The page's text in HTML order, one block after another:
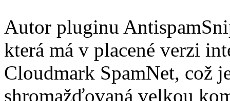
Autor pluginu
která má v placené verzi
Cloudmark SpamNet, což
shromažďovaná velkou